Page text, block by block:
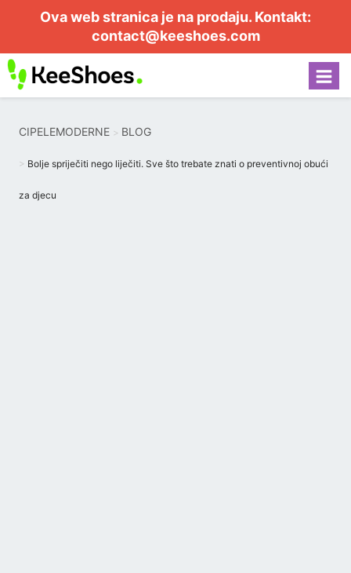
Ova web stranica je na prodaju. Kontakt:
contact@keeshoes.com
CIPELEMODERNE BLOG
Bolje spriječiti nego liječiti. Sve što trebate znati o preventivnoj obući
za djecu